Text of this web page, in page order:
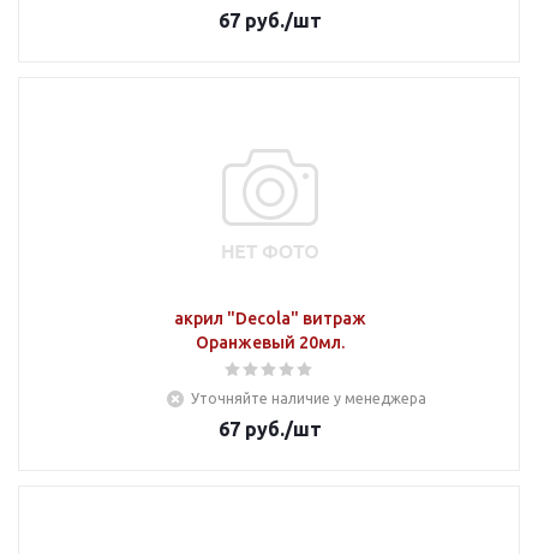
67руб./шт
акрил "Decola" витраж
Оранжевый 20мл.
Уточняйте наличие у менеджера
67руб./шт